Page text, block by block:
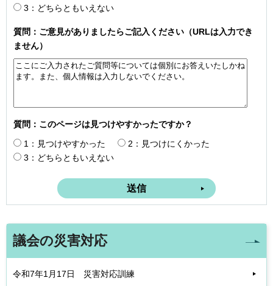
3：どちらともいえない
質問：ご意見がありましたらご記入ください（URLは入力でき
ません）
質問：このページは見つけやすかったですか？
1：見つけやすかった
2：見つけにくかった
3：どちらともいえない
議会の災害対応
令和7年1月17日 災害対応訓練